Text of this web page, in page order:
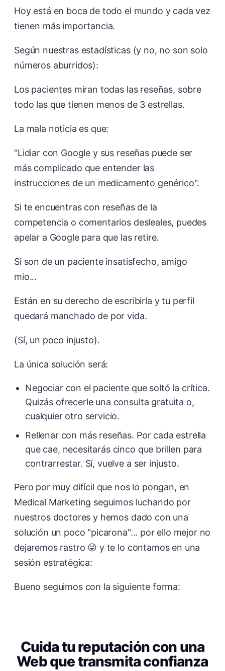
Hoy está en boca de todo el mundo y cada vez
tienen más importancia.
Según nuestras estadísticas (y no, no son solo
números aburridos):
Los pacientes miran todas las reseñas, sobre
todo las que tienen menos de 3 estrellas.
La mala noticia es que:
"Lidiar con Google y sus reseñas puede ser
más complicado que entender las
instrucciones de un medicamento genérico".
Si te encuentras con reseñas de la
competencia o comentarios desleales, puedes
apelar a Google para que las retire.
Si son de un paciente insatisfecho, amigo
mio...
Están en su derecho de escribirla y tu perfil
quedará manchado de por vida.
(Sí, un poco injusto).
La única solución será:
Negociar con el paciente que soltó la crítica.
Quizás ofrecerle una consulta gratuita o,
cualquier otro servicio.
Rellenar con más reseñas. Por cada estrella
que cae, necesitarás cinco que brillen para
contrarrestar. Sí, vuelve a ser injusto.
Pero por muy difícil que nos lo pongan, en
Medical Marketing seguimos luchando por
nuestros doctores y hemos dado con una
solución un poco "picarona"... por ello mejor no
dejaremos rastro 😜 y te lo contamos en una
sesión estratégica:
Bueno seguimos con la siguiente forma:
Cuida tu reputación con una
Web que transmita confianza